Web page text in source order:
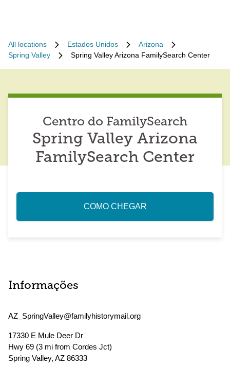
All locations Estados Unidos
Arizona
Spring Valley
Spring Valley Arizona FamilySearch Center
Centro do FamilySearch
Spring Valley Arizona
FamilySearch Center
COMO CHEGAR
Informações
AZ_SpringValley@familyhistorymail.org
17330 E Mule Deer Dr
Hwy 69 (3 mi from Cordes Jct)
Spring Valley, AZ 86333